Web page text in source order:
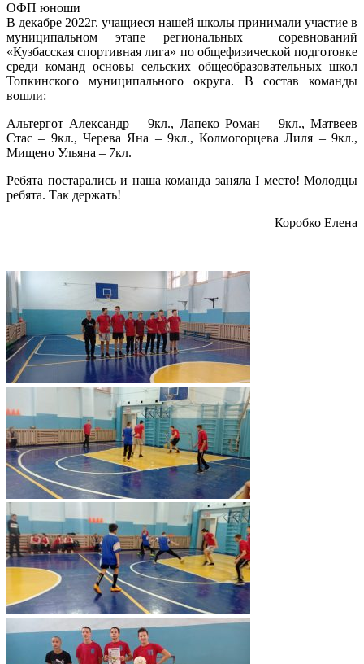
ОФП юноши
В декабре 2022г. учащиеся нашей школы принимали участие в
муниципальном этапе региональных соревнований
«Кузбасская спортивная лига» по общефизической подготовке
среди команд основы сельских общеобразовательных школ
Топкинского муниципального округа. В состав команды
вошли:
Альтергот Александр – 9кл., Лапеко Роман – 9кл., Матвеев
Стас – 9кл., Черева Яна – 9кл., Колмогорцева Лиля – 9кл.,
Мищено Ульяна – 7кл.
Ребята постарались и наша команда заняла I место! Молодцы
ребята. Так держать!
Коробко Елена